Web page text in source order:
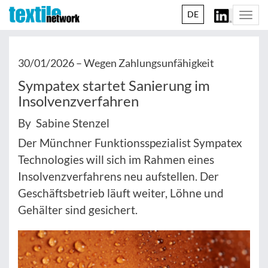
DE
30/01/2026 –Wegen Zahlungsunfähigkeit
Sympatex startet Sanierung im
Insolvenzverfahren
By Sabine Stenzel
Der Münchner Funktionsspezialist Sympatex
Technologies will sich im Rahmen eines
Insolvenzverfahrens neu aufstellen. Der
Geschäftsbetrieb läuft weiter, Löhne und
Gehälter sind gesichert.